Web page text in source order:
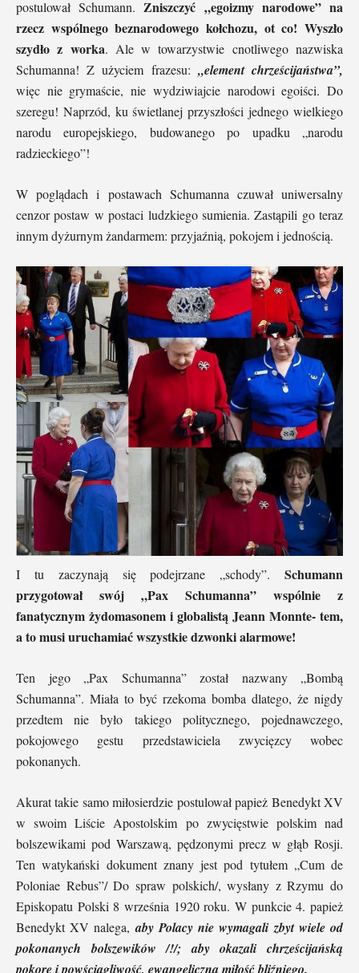
postulował Schumann. Zniszczyć „egoizmy narodowe” na
rzecz wspólnego beznarodowego kołchozu, ot co! Wyszło
szydło z worka. Ale w towarzystwie cnotliwego nazwiska
Schumanna! Z użyciem frazesu: „element chrześcijaństwa”,
więc nie grymaście, nie wydziwiajcie narodowi egoiści. Do
szeregu! Naprzód, ku świetlanej przyszłości jednego wielkiego
narodu europejskiego, budowanego po upadku „narodu
radzieckiego”!
W poglądach i postawach Schumanna czuwał uniwersalny
cenzor postaw w postaci ludzkiego sumienia. Zastąpili go teraz
innym dyżurnym żandarmem: przyjaźnią, pokojem i jednością.
I tu zaczynają się podejrzane „schody”. Schumann
przygotował swój „Pax Schumanna” wspólnie z
fanatycznym żydomasonem i globalistą Jeann Monnte- tem,
a to musi uruchamiać wszystkie dzwonki alarmowe!
Ten jego „Pax Schumanna” został nazwany „Bombą
Schumanna”. Miała to być rzekoma bomba dlatego, że nigdy
przedtem nie było takiego politycznego, pojednawczego,
pokojowego gestu przedstawiciela zwycięzcy wobec
pokonanych.
Akurat takie samo miłosierdzie postulował papież Benedykt XV
w swoim Liście Apostolskim po zwycięstwie polskim nad
bolszewikami pod Warszawą, pędzonymi precz w głąb Rosji.
Ten watykański dokument znany jest pod tytułem „Cum de
Poloniae Rebus”/ Do spraw polskich/, wysłany z Rzymu do
Episkopatu Polski 8 września 1920 roku. W punkcie 4. papież
Benedykt XV nalega,aby Polacy nie wymagali zbyt wiele od
pokonanych bolszewików /!/; aby okazali chrześcijańską
pokorę i powściągliwość, ewangeliczną miłość bliźniego.